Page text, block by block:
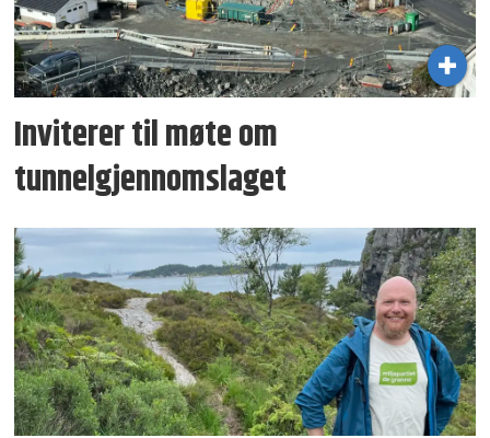
Inviterer til møte om
tunnelgjennomslaget